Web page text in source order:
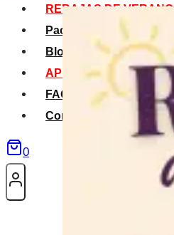
REBAJAS DE VERANO
Packs Verano
Blog
APP La Tribu
FAQS
Contacto
0